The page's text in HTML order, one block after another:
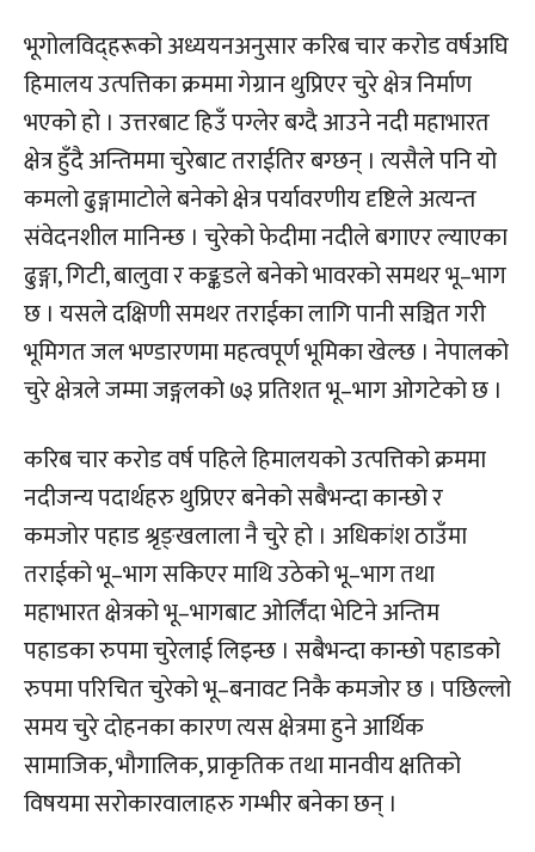
भूगोलविद्हरूको अध्ययनअनुसार करिब चार करोड वर्षअघि
हिमालय उत्पत्तिका क्रममा गेग्रान थुप्रिएर चुरे क्षेत्र निर्माण
भएको हो । उत्तरबाट हिउँ पग्लेर बग्दै आउने नदी महाभारत
क्षेत्र हुँदै अन्तिममा चुरेबाट तराईतिर बग्छन् । त्यसैले पनि यो
कमलो ढुङ्गामाटोले बनेको क्षेत्र पर्यावरणीय दृष्टिले अत्यन्त
संवेदनशील मानिन्छ । चुरेको फेदीमा नदीले बगाएर ल्याएका
ढुङ्गा, गिटी, बालुवा र कङ्कडले बनेको भावरको समथर भू–भाग
छ । यसले दक्षिणी समथर तराईका लागि पानी सञ्चित गरी
भूमिगत जल भण्डारणमा महत्वपूर्ण भूमिका खेल्छ । नेपालको
चुरे क्षेत्रले जम्मा जङ्गलको ७३ प्रतिशत भू–भाग ओगटेको छ ।
करिब चार करोड वर्ष पहिले हिमालयको उत्पत्तिको क्रममा
नदीजन्य पदार्थहरु थुप्रिएर बनेको सबैभन्दा कान्छो र
कमजोर पहाड श्रृङ्खलाला नै चुरे हो । अधिकांश ठाउँमा
तराईको भू–भाग सकिएर माथि उठेको भू–भाग तथा
महाभारत क्षेत्रको भू–भागबाट ओर्लिंदा भेटिने अन्तिम
पहाडका रुपमा चुरेलाई लिइन्छ । सबैभन्दा कान्छो पहाडको
रुपमा परिचित चुरेको भू–बनावट निकै कमजोर छ । पछिल्लो
समय चुरे दोहनका कारण त्यस क्षेत्रमा हुने आर्थिक
सामाजिक, भौगालिक, प्राकृतिक तथा मानवीय क्षतिको
विषयमा सरोकारवालाहरु गम्भीर बनेका छन् ।